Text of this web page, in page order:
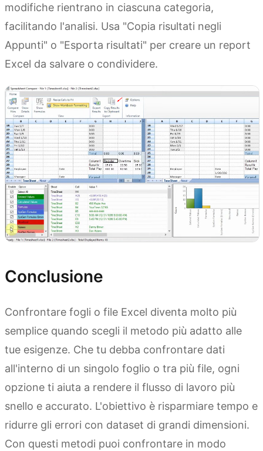
modifiche rientrano in ciascuna categoria,
facilitando l'analisi. Usa "Copia risultati negli
Appunti" o "Esporta risultati" per creare un report
Excel da salvare o condividere.
Conclusione
Confrontare fogli o file Excel diventa molto più
semplice quando scegli il metodo più adatto alle
tue esigenze. Che tu debba confrontare dati
all'interno di un singolo foglio o tra più file, ogni
opzione ti aiuta a rendere il flusso di lavoro più
snello e accurato. L'obiettivo è risparmiare tempo e
ridurre gli errori con dataset di grandi dimensioni.
Con questi metodi puoi confrontare in modo